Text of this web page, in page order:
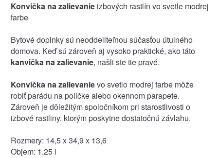
Konvička na zalievanieizbových rastlín vo svetle modrej
farbe
Bytové doplnky sú neoddeliteľnou súčasťou útulného
domova. Keď sú zároveň aj vysoko praktické, ako táto
kanvička na zalievanie, našli ste tie pravé.
Konvička na zalievanievo svetlo modrej farbe môže
robiť parádu na poličke alebo okennom parapete.
Zároveň je dôležitým spoločníkom pri starostlivosti o
izbové rastliny, ktorým poskytne dostatočnú závlahu.
Rozmery: 14,5 x 34,9 x 13,6
Objem: 1,25 l